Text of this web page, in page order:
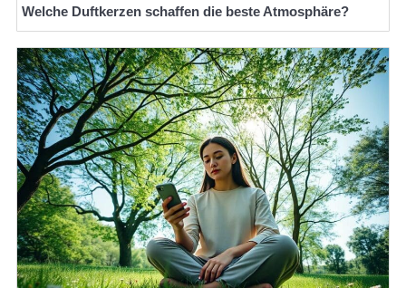
Welche Duftkerzen schaffen die beste Atmosphäre?